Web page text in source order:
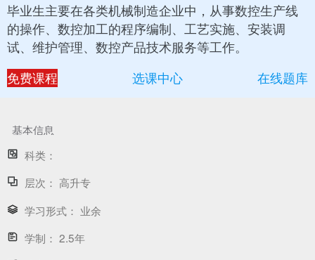
毕业生主要在各类机械制造企业中，从事数控生产线
的操作、数控加工的程序编制、工艺实施、安装调
试、维护管理、数控产品技术服务等工作。
免费课程
选课中心 在线题库
基本信息
科类：
层次： 高升专
学习形式： 业余
学制： 2.5年